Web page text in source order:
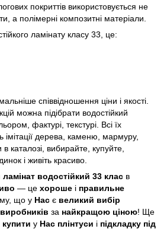
покриттів використовується не
а полімерні композитні матеріали.
ламінату класу 33, це:
співвідношення ціни і якості.
можна підібрати водостійкий
фактурі, текстурі. Всі їх
імітації дерева, каменю, мармуру,
в каталозі, вибирайте, купуйте,
і живіть красиво.
ламінат водостійкий 33 клас в
— це хороше і правильне
що у Нас є великий вибір
за найкращою ціною! Ще
купити у Нас плінтуси і підкладку під